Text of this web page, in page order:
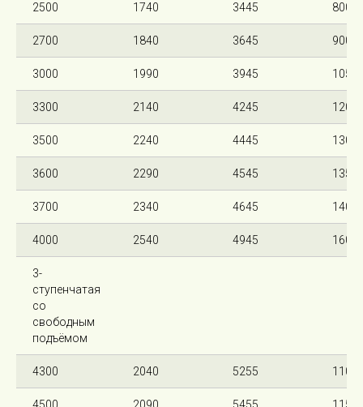
2500 1740 3445 800
2700 1840 3645 900
3000 1990 3945 1050
3300 2140 4245 1200
3500 2240 4445 1300
3600 2290 4545 1350
3700 2340 4645 1400
4000 2540 4945 1600
3-
ступенчатая
со
свободным
подъёмом
4300 2040 5255 1100